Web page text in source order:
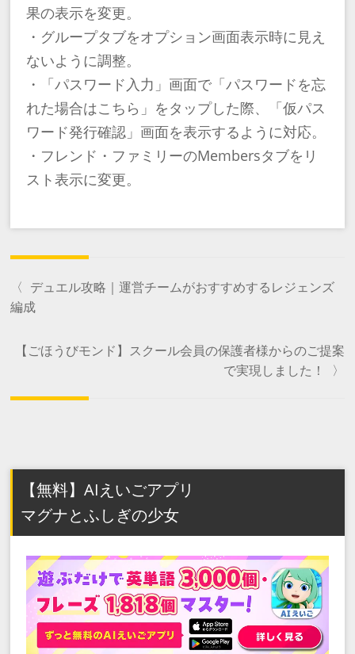
果の表示を変更。
・グループタブをオプション画面表示時に見え
ないように調整。
・「パスワード入力」画面で「パスワードを忘
れた場合はこちら」をタップした際、「仮パス
ワード発行確認」画面を表示するように対応。
・フレンド・ファミリーのMembersタブをリ
スト表示に変更。
〈 デュエル攻略｜運営チームがおすすめするレジェンズ
編成
【ごほうびモンド】スクール会員の保護者様からのご提案
で実現しました！
〉
【無料】AIえいごアプリ
マグナとふしぎの少女